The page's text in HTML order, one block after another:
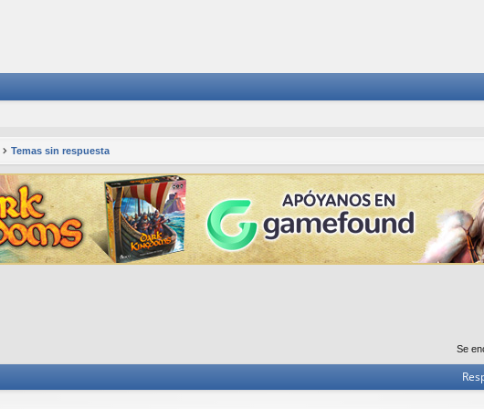
Temas sin respuesta
Se